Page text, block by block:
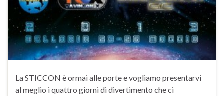
La STICCON è ormai alle porte e vogliamo presentarvi
al meglio i quattro giorni di divertimento che ci